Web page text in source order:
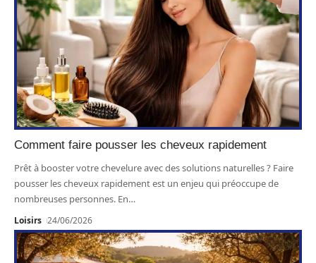
Comment faire pousser les cheveux rapidement
Prêt à booster votre chevelure avec des solutions naturelles ? Faire
pousser les cheveux rapidement est un enjeu qui préoccupe de
nombreuses personnes. En…
Loisirs 24/06/2026